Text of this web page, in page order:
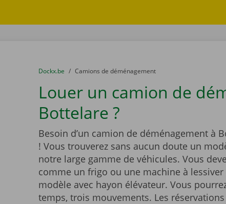
You are here:
du
Dockx.be to
Camions de déménagement
Louer un camion de
Bottelare ?
Besoin d’un camion de déménagement à
! Vous trouverez sans aucun doute un
notre large gamme de véhicules. Vous
comme un frigo ou une machine à lessiver
modèle avec hayon élévateur. Vous
temps, trois mouvements. Les